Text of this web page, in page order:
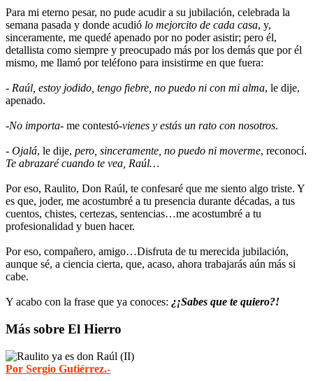
Para mi eterno pesar, no pude acudir a su jubilación, celebrada la
semana pasada y donde acudió lo mejorcito de cada casa, y,
sinceramente, me quedé apenado por no poder asistir; pero él,
detallista como siempre y preocupado más por los demás que por él
mismo, me llamó por teléfono para insistirme en que fuera:
- Raúl, estoy jodido, tengo fiebre, no puedo ni con mi alma, le dije,
apenado.
-No importa- me contestó-vienes y estás un rato con nosotros.
- Ojalá, le dije, pero, sinceramente, no puedo ni moverme, reconocí.
Te abrazaré cuando te vea, Raúl…
Por eso, Raulito, Don Raúl, te confesaré que me siento algo triste. Y
es que, joder, me acostumbré a tu presencia durante décadas, a tus
cuentos, chistes, certezas, sentencias…me acostumbré a tu
profesionalidad y buen hacer.
Por eso, compañero, amigo…Disfruta de tu merecida jubilación,
aunque sé, a ciencia cierta, que, acaso, ahora trabajarás aún más si
cabe.
Y acabo con la frase que ya conoces: ¿¡Sabes que te quiero?!
Más sobre El Hierro
Por Sergio Gutiérrez.-